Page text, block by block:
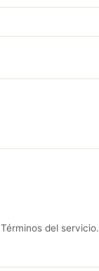
Términos del servicio.